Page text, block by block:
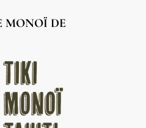
MONOÏ DE